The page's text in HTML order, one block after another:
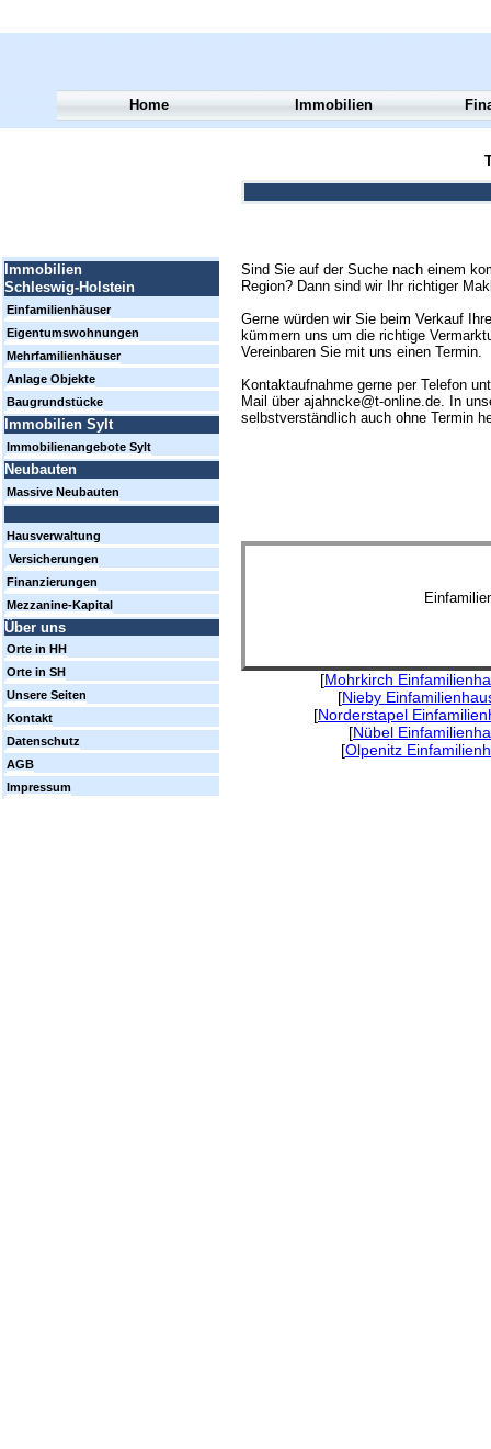
Sind Sie auf der Suche nach einem
Region? Dann sind wir Ihr richtiger
Gerne würden wir Sie beim Verkauf
kümmern uns um die richtige
Vereinbaren Sie mit uns einen Termin.
Kontaktaufnahme gerne per Telefon
Mail über ajahncke@t-online.de. In
selbstverständlich auch ohne Termin
[Mohrkirch
[Nieby
[Norderstapel
[Nübel
[Olpenitz
Home Immobilien
Immobilien
Schleswig-Holstein
Einfamilienhäuser
Eigentumswohnungen
Mehrfamilienhäuser
Anlage Objekte
Baugrundstücke
Immobilien Sylt
Immobilienangebote Sylt
Neubauten
Massive Neubauten
Hausverwaltung
Versicherungen
Finanzierungen
Mezzanine-Kapital
Über uns
Orte in HH
Orte in SH
Unsere Seiten
Kontakt
Datenschutz
AGB
Impressum